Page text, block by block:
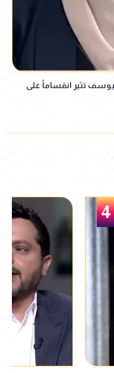
تثير انقساماً على
5